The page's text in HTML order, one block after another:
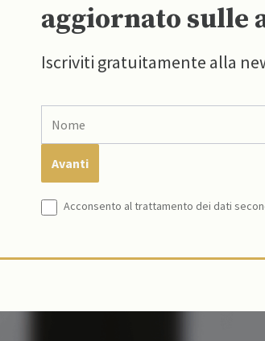
aggiornato sulle
Iscriviti gratuitamente alla
Acconsento al trattamento dei dati